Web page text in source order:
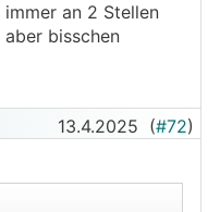
an 2 Stellen
bisschen
13.4.2025 (#72)